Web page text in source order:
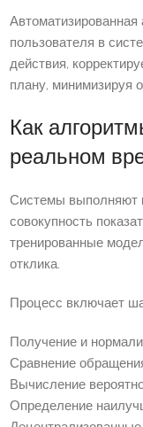
Автоматизированная
пользователя в
действия,
плану, минимизируя
Как
реальном
Системы выполняют
совокупность
тренированные
отклика.
Процесс включает
Получение и
Сравнение
Вычисление
Определение